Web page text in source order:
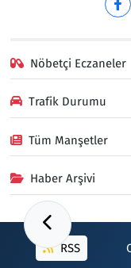
Nöbetçi Eczaneler
Trafik Durumu
Tüm Manşetler
Haber Arşivi
RSS